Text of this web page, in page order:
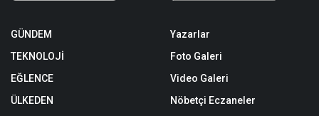
GÜNDEM
TEKNOLOJİ
EĞLENCE
ÜLKEDEN
Yazarlar
Foto Galeri
Video Galeri
Nöbetçi Eczaneler